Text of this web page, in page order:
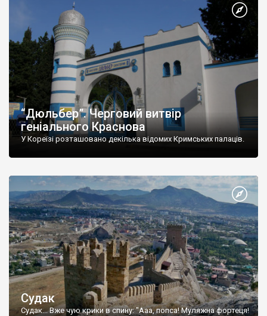
“Дюльбер”. Черговий витвір
геніального Краснова
У Кореїзі розташовано декілька відомих Кримських палаців.
Судак
Судак... Вже чую крики в спину: "Ааа, попса! Муляжна фортеця!